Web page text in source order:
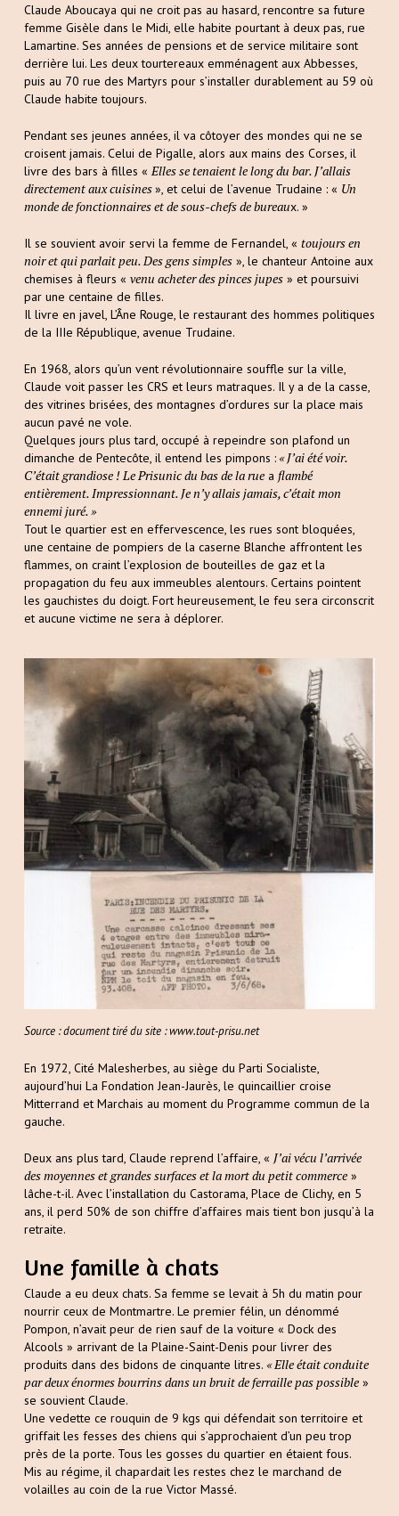
Claude Aboucaya qui ne croit pas au hasard, rencontre sa future
femme Gisèle dans le Midi, elle habite pourtant à deux pas, rue
Lamartine. Ses années de pensions et de service militaire sont
derrière lui. Les deux tourtereaux emménagent aux Abbesses,
puis au 70 rue des Martyrs pour s’installer durablement au 59 où
Claude habite toujours.
Pendant ses jeunes années, il va côtoyer des mondes qui ne se
croisent jamais. Celui de Pigalle, alors aux mains des Corses, il
livre des bars à filles «Elles se tenaient le long du bar. J’allais
directement aux cuisines», et celui de l’avenue Trudaine : « Un
monde de fonctionnaires et de sous-chefs de bureaux. »
Il se souvient avoir servi la femme de Fernandel, « toujours en
noir et qui parlait peu. Des gens simples», le chanteur Antoine aux
chemises à fleurs « venu acheter des pinces jupes» et poursuivi
par une centaine de filles.
Il livre en javel, L’Âne Rouge, le restaurant des hommes politiques
de la IIIe République, avenue Trudaine.
En 1968, alors qu’un vent révolutionnaire souffle sur la ville,
Claude voit passer les CRS et leurs matraques. Il y a de la casse,
des vitrines brisées, des montagnes d’ordures sur la place mais
aucun pavé ne vole.
Quelques jours plus tard, occupé à repeindre son plafond un
dimanche de Pentecôte, il entend les pimpons :« J’ai été voir.
C’était grandiose ! Le Prisunic du bas de la ruea flambé
entièrement. Impressionnant. Je n’y allais jamais, c’était mon
ennemi juré. »
Tout le quartier est en effervescence, les rues sont bloquées,
une centaine de pompiers de la caserne Blanche affrontent les
flammes, on craint l’explosion de bouteilles de gaz et la
propagation du feu aux immeubles alentours. Certains pointent
les gauchistes du doigt. Fort heureusement, le feu sera circonscrit
et aucune victime ne sera à déplorer.
Source : document tiré du site : www.tout-prisu.net
En 1972, Cité Malesherbes, au siège du Parti Socialiste,
aujourd’hui La Fondation Jean-Jaurès, le quincaillier croise
Mitterrand et Marchais au moment du Programme commun de la
gauche.
Deux ans plus tard, Claude reprend l’affaire, « J’ai vécu l’arrivée
des moyennes et grandes surfaces et la mort du petit commerce»
lâche-t-il. Avec l’installation du Castorama, Place de Clichy, en 5
ans, il perd 50% de son chiffre d’affaires mais tient bon jusqu’à la
retraite.
Une famille à chats
Claude a eu deux chats. Sa femme se levait à 5h du matin pour
nourrir ceux de Montmartre. Le premier félin, un dénommé
Pompon, n’avait peur de rien sauf de la voiture « Dock des
Alcools » arrivant de la Plaine-Saint-Denis pour livrer des
produits dans des bidons de cinquante litres. « Elle était conduite
par deux énormes bourrins dans un bruit de ferraille pas possible»
se souvient Claude.
Une vedette ce rouquin de 9 kgs qui défendait son territoire et
griffait les fesses des chiens qui s’approchaient d’un peu trop
près de la porte. Tous les gosses du quartier en étaient fous.
Mis au régime, il chapardait les restes chez le marchand de
volailles au coin de la rue Victor Massé.